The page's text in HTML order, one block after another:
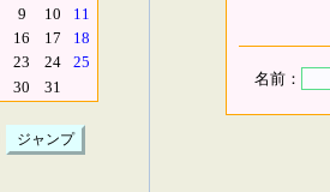
9 10
11
16 17
18
23 24
25
30 31 名前：